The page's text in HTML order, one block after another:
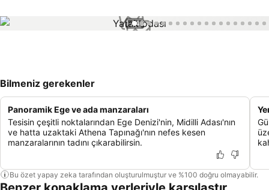
1 / 48
Bilmeniz gerekenler
Panoramik Ege ve ada manzaraları
Tesisin çeşitli noktalarından Ege Denizi'nin, Midilli Adası'nın
ve hatta uzaktaki Athena Tapınağı'nın nefes kesen
manzaralarının tadını çıkarabilirsin.
Bu özet yapay zeka tarafından oluşturulmuştur ve %100 doğru olmayabilir.